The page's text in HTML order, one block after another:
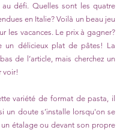
défi. Quelles sont les quatre
en Italie? Voilà un beau jeu
les vacances. Le prix à gagner?
un délicieux plat de pâtes! La
de l’article, mais cherchez un
voir!
variété de format de pasta, il
un doute s’installe lorsqu'on se
étalage ou devant son propre